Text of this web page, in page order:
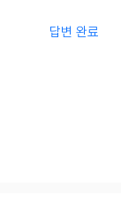
답변 완료